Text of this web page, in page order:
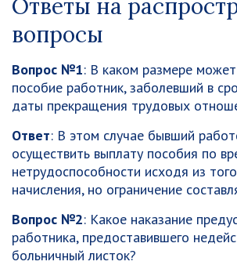
Ответы на
вопросы
Вопрос №1: В каком размере
пособие работник, заболевший в
даты прекращения трудовых
Ответ: В этом случае бывший
осуществить выплату пособия по
нетрудоспособности исходя из
начисления, но ограничение
Вопрос №2: Какое наказание
работника, предоставившего
больничный листок?